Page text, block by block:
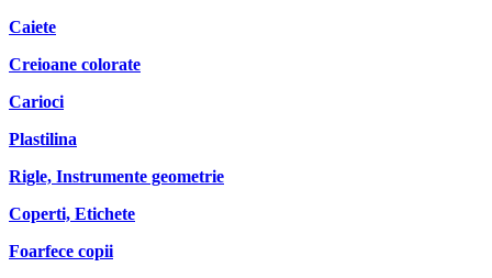
Caiete
Creioane colorate
Carioci
Plastilina
Rigle, Instrumente geometrie
Coperti, Etichete
Foarfece copii